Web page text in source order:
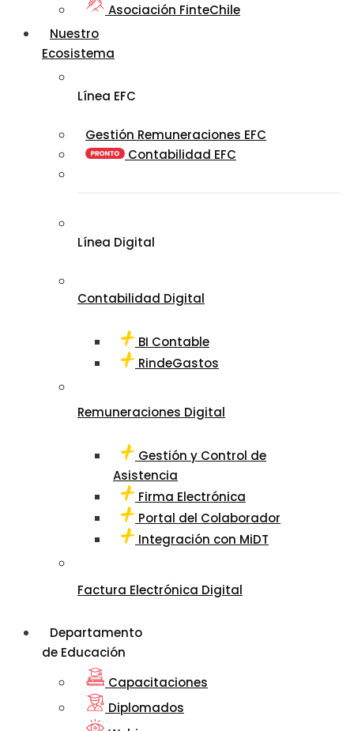
Asociación FinteChile
Nuestro
Ecosistema
Línea EFC
Gestión Remuneraciones EFC
Contabilidad EFC
Línea Digital
Contabilidad Digital
BI Contable
RindeGastos
Remuneraciones Digital
Gestión y Control de
Asistencia
Firma Electrónica
Portal del Colaborador
Integración con MiDT
Factura Electrónica Digital
Departamento
de Educación
Capacitaciones
Diplomados